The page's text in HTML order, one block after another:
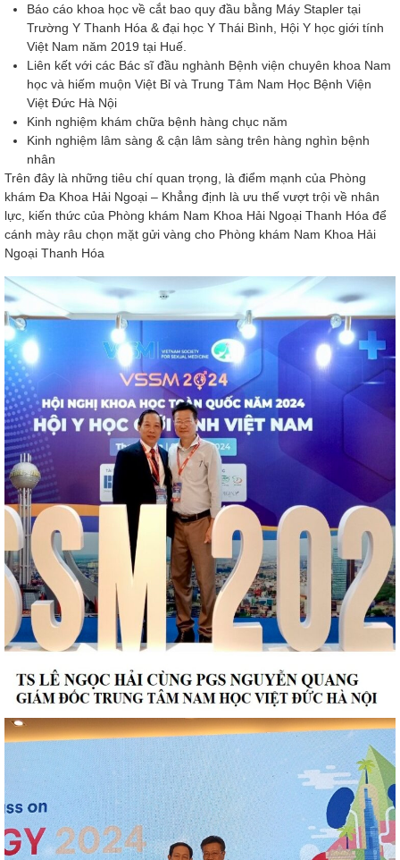
Báo cáo khoa học về cắt bao quy đầu bằng Máy Stapler tại
Trường Y Thanh Hóa & đại học Y Thái Bình, Hội Y học giới tính
Việt Nam năm 2019 tại Huế.
Liên kết với các Bác sĩ đầu nghành Bệnh viện chuyên khoa Nam
học và hiếm muộn Việt Bỉ và Trung Tâm Nam Học Bệnh Viện
Việt Đức Hà Nội
Kinh nghiệm khám chữa bệnh hàng chục năm
Kinh nghiệm lâm sàng & cận lâm sàng trên hàng nghìn bệnh
nhân
Trên đây là những tiêu chí quan trọng, là điểm mạnh của Phòng
khám Đa Khoa Hải Ngoại – Khẳng định là ưu thế vượt trội về nhân
lực, kiến thức của Phòng khám Nam Khoa Hải Ngoại Thanh Hóa để
cánh mày râu chọn mặt gửi vàng cho Phòng khám Nam Khoa Hải
Ngoại Thanh Hóa